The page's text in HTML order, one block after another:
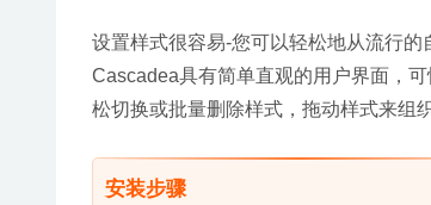
设置样式很容易-您可以轻松地从流行
Cascadea具有简单直观的用户界面，
松切换或批量删除样式，拖动样式来组
安装步骤